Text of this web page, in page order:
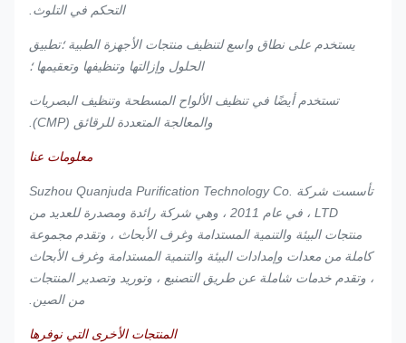
2
1009DLE
/ 140
غرف
الأبحاث
الحياكة
100٪
3
1009
جنيه /
120
ممسحة
غرف
الأبحاث
الحياكة
المفردة
بوليستر
التحكم في التلوث.
يستخدم على نطاق واسع لتنظيف منتجات الأجهزة الطبية ؛تطبيق
الحلول وإزالتها وتنظيفها وتعقيمها ؛
تستخدم أيضًا في تنظيف الألواح المسطحة وتنظيف البصريات
والمعالجة المتعددة للرقائق (CMP).
معلومات عنا
تأسست شركة Suzhou Quanjuda Purification Technology Co.
، LTD في عام 2011 ، وهي شركة رائدة ومصدرة للعديد من
منتجات البيئة والتنمية المستدامة وغرف الأبحاث ، وتقدم مجموعة
كاملة من معدات وإمدادات البيئة والتنمية المستدامة وغرف الأبحاث
، وتقدم خدمات شاملة عن طريق التصنيع ، وتوريد وتصدير المنتجات
من الصين.
المنتجات الأخرى التي نوفرها